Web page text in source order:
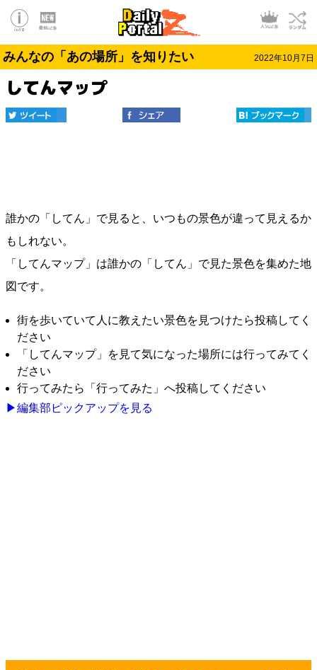
みんなの「あの場所」を知りたい 2022年10月7日
してんマップ
誰かの「してん」で見ると、いつもの景色が違って見えるか
もしれない。
「してんマップ」は誰かの「してん」で見た景色を集めた地
図です。
街を歩いていて人に教えたい景色を見つけたら投稿してく
ださい
「してんマップ」を見て気になった場所には行ってみてく
ださい
行ってみたら「行ってみた」へ投稿してください
▶編集部ピックアップを見る